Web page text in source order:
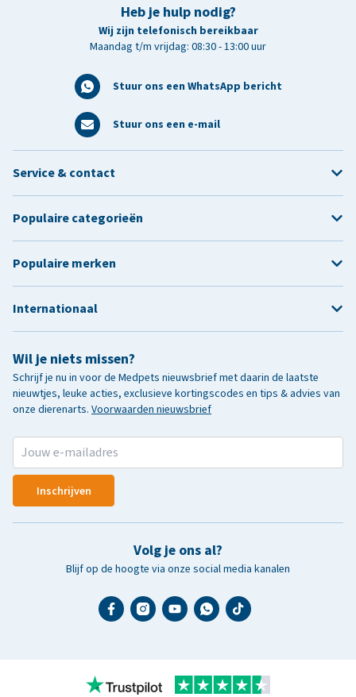
Heb je hulp nodig?
Wij zijn telefonisch bereikbaar
Maandag t/m vrijdag: 08:30 - 13:00 uur
Stuur ons een WhatsApp bericht
Stuur ons een e-mail
Wil je niets missen?
Schrijf je nu in voor de Medpets nieuwsbrief met daarin de laatste
nieuwtjes, leuke acties, exclusieve kortingscodes en tips & advies van
onze dierenarts. Voorwaarden nieuwsbrief
Inschrijven
Volg je ons al?
Blijf op de hoogte via onze social media kanalen
Service & contact
Populaire categorieën
Populaire merken
Internationaal